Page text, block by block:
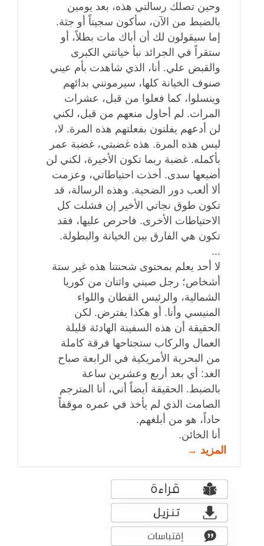
وحين تصلك رسالتي هذه، بعد يومين
بالضبط من الآن، سأكون سجيناً أو جثة.
إما سيقولون لك أن أباك مات بطلاً، أو
ستقراً في الجرائد نبأ خيانتي الكبرى
والقبض علي. أنا، الذي شاهدت بأم عيني
صنوف الخيانة كلها، سيرمونني بدائهم
وينسلوا، كما فعلوا من قبل، عشرات
المرات. لم أحاول منعهم من قبل، لكني
لن أدعهم يفلتون بفعلتهم هذه المرة. لا،
ليس هذه المرة. هذه غضبتي، غضبة عمر
بأكمله. غضبة ربما تكون الأخيرة، لكني لن
أضيعها سدى. أخذت احتياطاتي، وعزمت
ألا ألعب دور الضحية. وهذه الرسالة، قد
تكون طوق نجاتي الأخير إن فشلت كل
الاحتياطات الأخرى. فاحرص عليها، فقد
تكون هي الفارق بين الخيانة والبطولة.
...
لا أحد يعلم بمحتوى شحنتنا هذه غير ستة
أشخاص؛ رجل صيني واثنان من كوريا
الشمالية، والرئيس القطان واللواء
المنيسي وأنا. أو هكذا يفترض. لكن
الحقيقة أن هذه السفينة الهادئة قليلة
العمال والركاب ستجتاحها فرقة كاملة
من البحرية الأمريكية في الرابعة صباح
الغد: أي بعد أربع وعشرين ساعة
بالضبط. الحقيقة أيضاً أني، أنا المترجم
الصامت الذي لم يأخذ في عمره موقفاً
حاداً، هو من أبلغهم.
أنا الخائن.
المزيد →